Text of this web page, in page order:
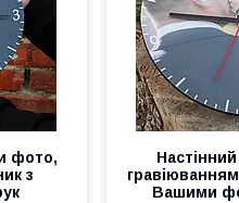
фото,
з
Вашими